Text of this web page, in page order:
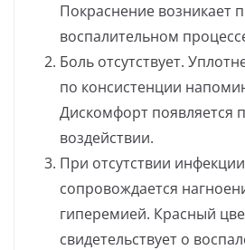
Покраснение возникает
воспалительном
Боль отсутствует.
по консистенции
Дискомфорт появляется
воздействии.
При отсутствии
сопровождается
гиперемией. Красный
свидетельствует о